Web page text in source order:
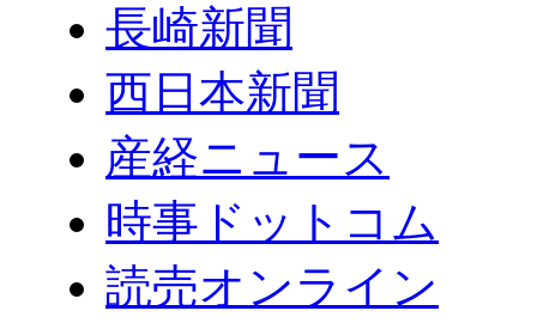
長崎新聞
西日本新聞
産経ニュース
時事ドットコム
読売オンライン